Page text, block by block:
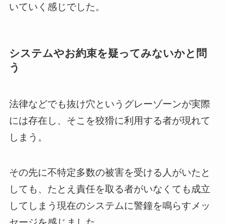
いていく感じでした。
システムやお約束を疑ってみないかと問
う
法律などでも抜け穴というグレーゾーンが実際
には存在し、そこを狡猾に利用する者が現れて
しまう。
その先に不特定多数の被害を受ける人がいたと
しても、たとえ責任を取る者がいなくても成立
してしまう現在のシステムに警鐘を鳴らすメッ